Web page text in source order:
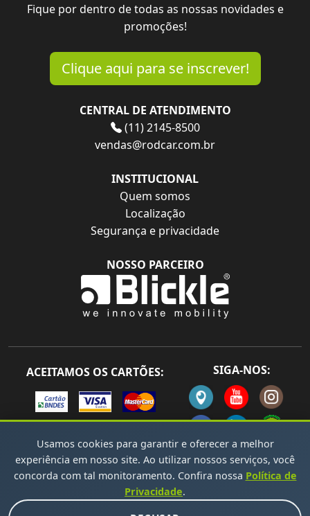
Fique por dentro de todas as nossas novidades e
promoções!
Clique aqui para se inscrever!
CENTRAL DE ATENDIMENTO
(11) 2145-8500
vendas@rodcar.com.br
INSTITUCIONAL
Quem somos
Localização
Segurança e privacidade
NOSSO PARCEIRO
ACEITAMOS OS CARTÕES: SIGA-NOS:
Todos os direitos reservados Copyright © 2026 -
Desenvolvido por Solandro Sousa
Usamos cookies para garantir e oferecer a melhor
experiência em nosso site. Ao utilizar nossos serviços, você
concorda com tal monitoramento. Confira nossa Política de
Privacidade.